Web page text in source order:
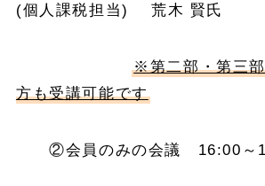
(個人課税担当) 荒木 賢氏
※第二部・第三
方も受講可能です
②会員のみの会議 16:00～